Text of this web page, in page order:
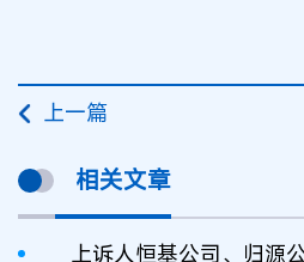
上一篇
相关文章